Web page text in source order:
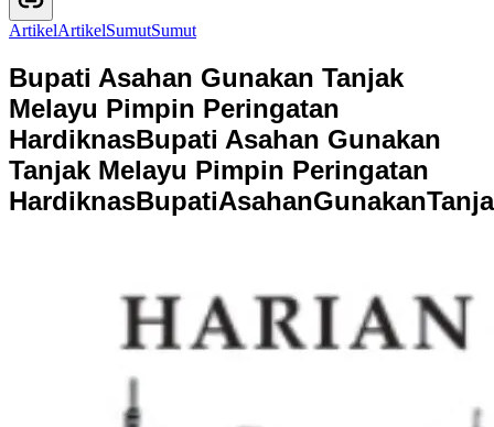
ArtikelArtikelSumutSumut
Bupati Asahan Gunakan Tanjak
Melayu Pimpin Peringatan
HardiknasBupati Asahan Gunakan
Tanjak Melayu Pimpin Peringatan
HardiknasBupatiAsahanGunakanTanja